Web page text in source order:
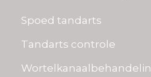
Spoed tandarts
Tandarts controle